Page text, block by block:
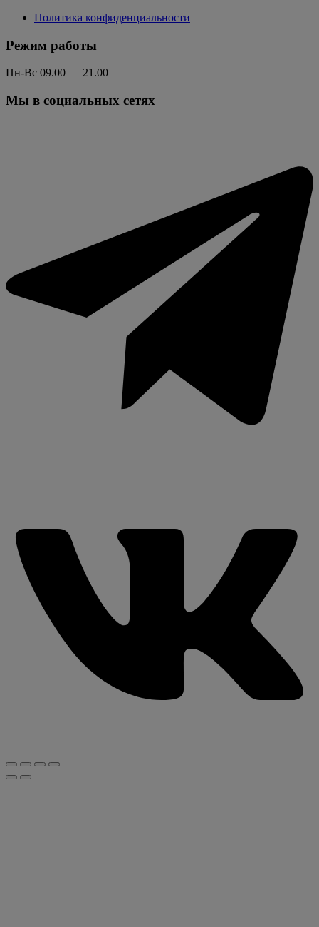
Политика конфиденциальности
Режим работы
Пн-Вс 09.00 — 21.00
Мы в социальных сетях